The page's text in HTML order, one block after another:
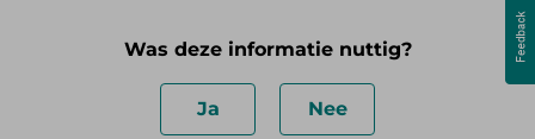
Was deze informatie nuttig?
Ja Nee